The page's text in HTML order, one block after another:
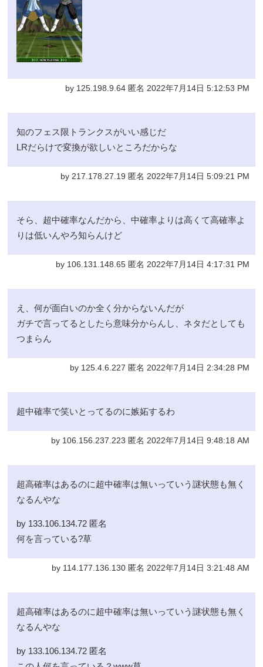
by 125.198.9.64 匿名 2022年7月14日 5:12:53 PM
知のフェス限トランクスがいい感じだ
LRだらけで変換が欲しいところだからな
by 217.178.27.19 匿名 2022年7月14日 5:09:21 PM
そら、超中確率なんだから、中確率よりは高くて高確率よ
りは低いんやろ知らんけど
by 106.131.148.65 匿名 2022年7月14日 4:17:31 PM
え、何が面白いのか全く分からないんだが
ガチで言ってるとしたら意味分からんし、ネタだとしても
つまらん
by 125.4.6.227 匿名 2022年7月14日 2:34:28 PM
超中確率で笑いとってるのに嫉妬するわ
by 106.156.237.223 匿名 2022年7月14日 9:48:18 AM
超高確率はあるのに超中確率は無いっていう謎状態も無く
なるんやな
by 133.106.134.72 匿名 
何を言っている?草
by 114.177.136.130 匿名 2022年7月14日 3:21:48 AM
超高確率はあるのに超中確率は無いっていう謎状態も無く
なるんやな
by 133.106.134.72 匿名 